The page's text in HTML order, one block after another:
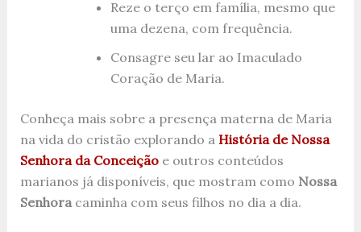
Reze o terço em família, mesmo que
uma dezena, com frequência.
Consagre seu lar ao Imaculado
Coração de Maria.
Conheça mais sobre a presença materna de Maria
na vida do cristão explorando a História de Nossa
Senhora da Conceiçãoe outros conteúdos
marianos já disponíveis, que mostram como Nossa
Senhoracaminha com seus filhos no dia a dia.